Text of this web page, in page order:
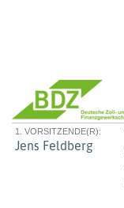
1. VORSITZENDE(R):
Jens Feldberg